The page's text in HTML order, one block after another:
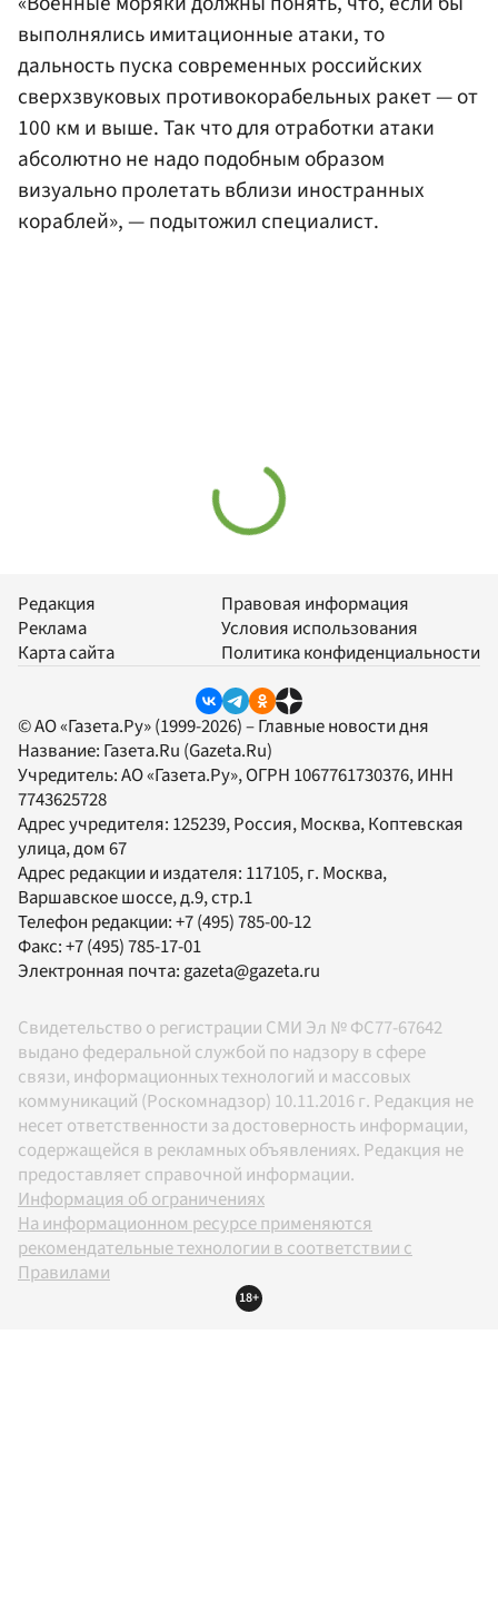
выполнялись имитационные атаки, то
дальность пуска современных российских
сверхзвуковых противокорабельных ракет — от
100 км и выше. Так что для отработки атаки
абсолютно не надо подобным образом
визуально пролетать вблизи иностранных
кораблей», — подытожил специалист.
Редакция
Реклама
Карта сайта
Правовая информация
Условия использования
Политика конфиденциальности
© АО «Газета.Ру» (1999-2026) – Главные новости дня
Название: Газета.Ru (Gazeta.Ru)
Учредитель:АО «Газета.Ру», ОГРН 1067761730376, ИНН
7743625728
Адрес учредителя: 125239, Россия, Москва, Коптевская
улица, дом 67
Адрес редакции и издателя: 117105, г. Москва,
Варшавское шоссе, д.9, стр.1
Телефон редакции:+7 (495) 785-00-12
Факс:+7 (495) 785-17-01
Электронная почта:gazeta@gazeta.ru
Свидетельство о регистрации СМИ Эл № ФС77-67642
выдано федеральной службой по надзору в сфере
связи, информационных технологий и массовых
коммуникаций (Роскомнадзор) 10.11.2016 г. Редакция не
несет ответственности за достоверность информации,
содержащейся в рекламных объявлениях. Редакция не
предоставляет справочной информации.
Информация об ограничениях
На информационном ресурсе применяются
рекомендательные технологии в соответствии с
Правилами
18+